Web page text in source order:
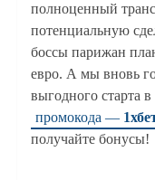
полноценный
потенциальную
боссы парижан
евро. А мы вновь
выгодного старта
промокода —
получайте бонусы!